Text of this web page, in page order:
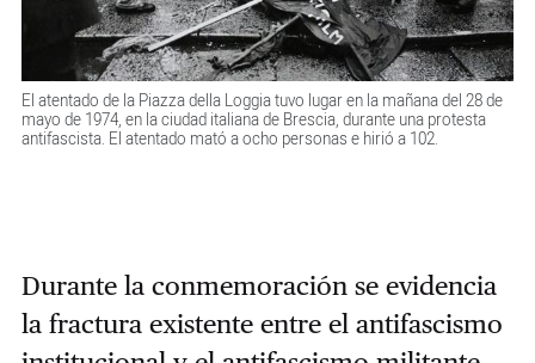
El atentado de la Piazza della Loggia tuvo lugar en la mañana del 28 de
mayo de 1974, en la ciudad italiana de Brescia, durante una protesta
antifascista. El atentado mató a ocho personas e hirió a 102.
Durante la conmemoración se evidencia
la fractura existente entre el antifascismo